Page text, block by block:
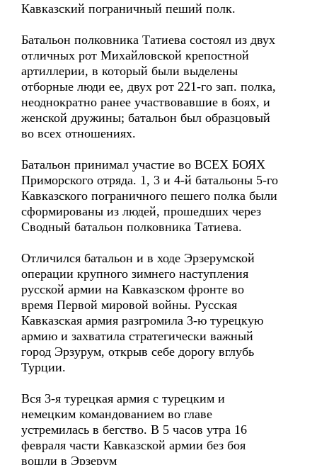
Кавказский пограничный пеший полк.
Батальон полковника Татиева состоял из двух
отличных рот Михайловской крепостной
артиллерии, в который были выделены
отборные люди ее, двух рот 221-го зап. полка,
неоднократно ранее участвовавшие в боях, и
женской дружины; батальон был образцовый
во всех отношениях.
Батальон принимал участие во ВСЕХ БОЯХ
Приморского отряда. 1, 3 и 4-й батальоны 5-го
Кавказского пограничного пешего полка были
сформированы из людей, прошедших через
Сводный батальон полковника Татиева.
Отличился батальон и в ходе Эрзерумской
операции крупного зимнего наступления
русской армии на Кавказском фронте во
время Первой мировой войны. Русская
Кавказская армия разгромила 3-ю турецкую
армию и захватила стратегически важный
город Эрзурум, открыв себе дорогу вглубь
Турции.
Вся 3-я турецкая армия с турецким и
немецким командованием во главе
устремилась в бегство. В 5 часов утра 16
февраля части Кавказской армии без боя
вошли в Эрзерум